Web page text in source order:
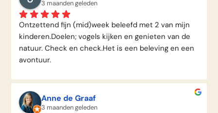
met de kano's en supplank het water op.'s avonds
gezellig BBQ'en bij 'n kampvuurtje, daags daarna naar
Alemse Gat aangemeerd 'n koppel zwanen kwam ons
al tegemoet, beverburchten gezien, schotse
hooglanders op oevers die ons begroeten.De dag
daarna weer terug naar Litsche Ham om daar de dag
boot went heel snel en was heel relaxt om te doen.
Al met al ... 'n heerlijk weekend met z'n allen om nooit
te vergeten.
3 maanden geleden
Ontzettend fijn (mid)week beleefd met 2 van mijn
kinderen.Doelen; vogels kijken en genieten van de
natuur. Check en check.Het is een beleving en een
avontuur.
Anne de Graaf
3 maanden geleden